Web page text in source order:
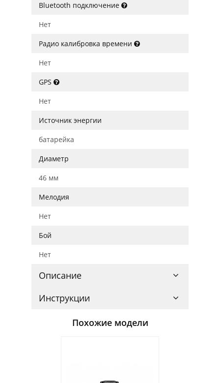
Bluetooth подключение
Нет
Радио калибровка времени
Нет
GPS
Нет
Источник энергии
батарейка
Диаметр
46 мм
Мелодия
Нет
Бой
Нет
Описание
Инструкции
Похожие модели